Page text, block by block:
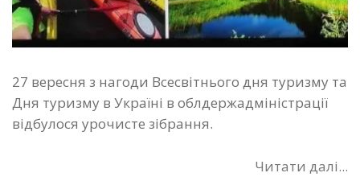
27 вересня з нагоди Всесвітнього дня туризму та
Дня туризму в Україні в облдержадміністрації
відбулося урочисте зібрання.
Читати далі...